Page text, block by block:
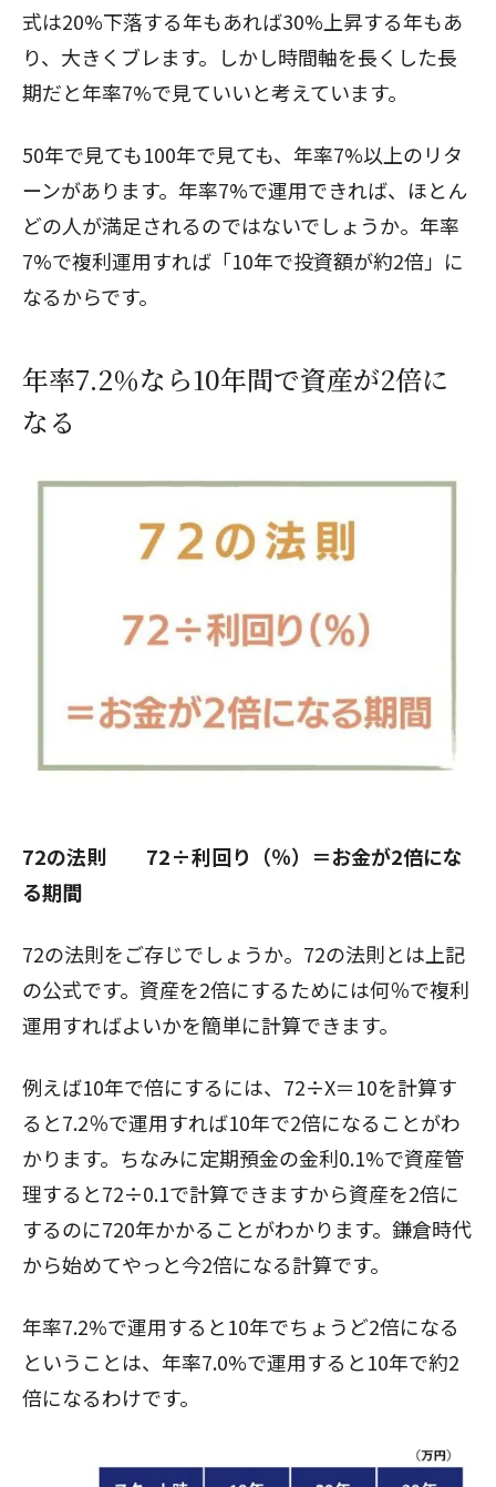
式は20%下落する年もあれば30%上昇する年もあ
り、大きくブレます。しかし時間軸を長くした長
期だと年率7%で見ていいと考えています。
50年で見ても100年で見ても、年率7%以上のリタ
ーンがあります。年率7%で運用できれば、ほとん
どの人が満足されるのではないでしょうか。年率
7%で複利運用すれば「10年で投資額が約2倍」に
なるからです。
年率7.2％なら10年間で資産が2倍に
なる
72の法則 72÷利回り（％）＝お金が2倍にな
る期間
72の法則をご存じでしょうか。72の法則とは上記
の公式です。資産を2倍にするためには何％で複利
運用すればよいかを簡単に計算できます。
例えば10年で倍にするには、72÷X＝10を計算す
ると7.2％で運用すれば10年で2倍になることがわ
かります。ちなみに定期預金の金利0.1%で資産管
理すると72÷0.1で計算できますから資産を2倍に
するのに720年かかることがわかります。鎌倉時代
から始めてやっと今2倍になる計算です。
年率7.2%で運用すると10年でちょうど2倍になる
ということは、年率7.0%で運用すると10年で約2
倍になるわけです。